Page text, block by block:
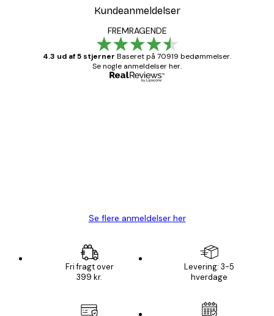
Kundeanmeldelser
FREMRAGENDE
4.3 ud af 5 stjerner Baseret på 70919 bedømmelser.
Se nogle anmeldelser her.
Se flere anmeldelser her
Fri fragt over
399 kr.
Levering: 3-5
hverdage